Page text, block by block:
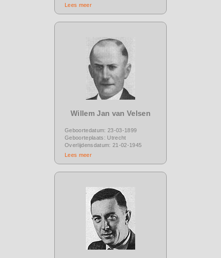
Lees meer
Willem Jan van Velsen
Geboortedatum: 23-03-1899
Geboorteplaats: Utrecht
Overlijdensdatum: 21-02-1945
Lees meer